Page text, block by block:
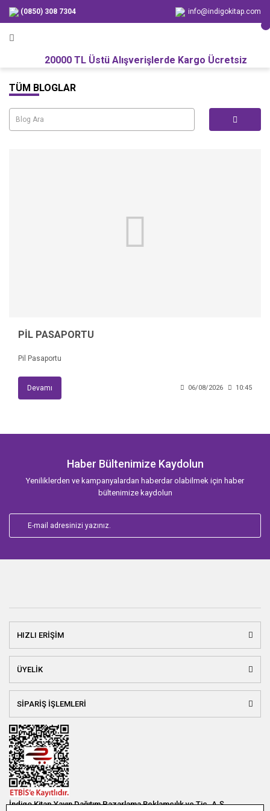
(0850) 308 7304 info@indigokitap.com
20000 TL Üstü Alışverişlerde Kargo Ücretsiz
TÜM BLOGLAR
PİL PASAPORTU
Pil Pasaportu
Devamı 06/08/2026 10:45
Haber Bültenimize Kaydolun
Yeniliklerden ve kampanyalardan haberdar olabilmek için haber
bültenimize kaydolun
HIZLI ERİŞİM
ÜYELİK
SİPARİŞ İŞLEMLERİ
İndigo Kitap Yayın Dağıtım Pazarlama Reklamcılık ve Tic. A.Ş.